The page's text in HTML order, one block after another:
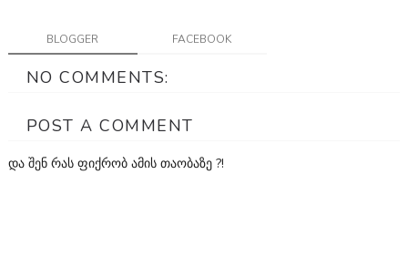
BLOGGER FACEBOOK
NO COMMENTS:
POST A COMMENT
და შენ რას ფიქრობ ამის თაობაზე ?!